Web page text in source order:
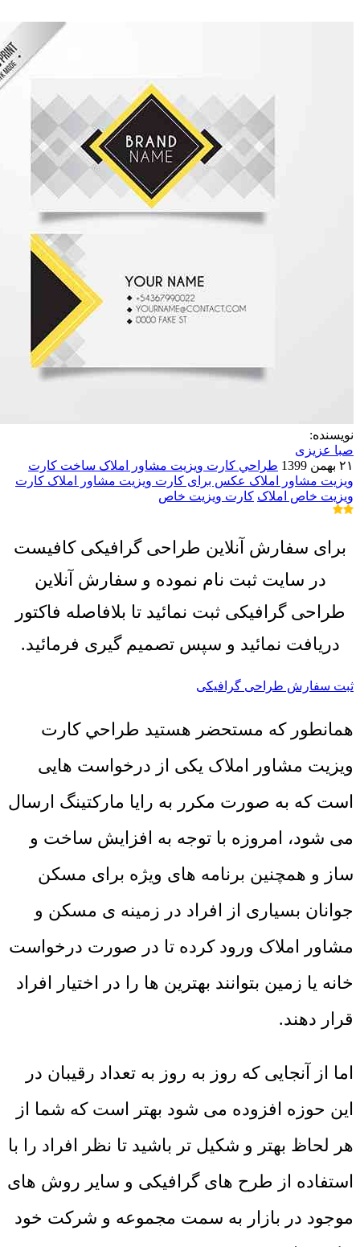
نویسنده:
صبا عزیزی
۲۱ بهمن 1399
طراحي کارت ويزيت مشاور املاک ساخت کارت
ويزيت مشاور املاک عکس برای کارت ویزیت مشاور املاک کارت
ویزیت خاص املاک کارت ویزیت خاص
برای سفارش آنلاین طراحی گرافیکی کافیست
در سایت ثبت نام نموده و سفارش آنلاین
طراحی گرافیکی ثبت نمائید تا بلافاصله فاکتور
دریافت نمائید و سپس تصمیم گیری فرمائید.
ثبت سفارش طراحی گرافیکی
همانطور که مستحضر هستید طراحي کارت
ويزيت مشاور املاک یکی از درخواست هایی
است که به صورت مکرر به رایا مارکتینگ ارسال
می شود، امروزه با توجه به افزایش ساخت و
ساز و همچنین برنامه های ویژه برای مسکن
جوانان بسیاری از افراد در زمینه ی مسکن و
مشاور املاک ورود کرده تا در صورت درخواست
خانه یا زمین بتوانند بهترین ها را در اختیار افراد
قرار دهند.
اما از آنجایی که روز به روز به تعداد رقیبان در
این حوزه افزوده می شود بهتر است که شما از
هر لحاظ بهتر و شکیل تر باشید تا نظر افراد را با
استفاده از طرح های گرافیکی و سایر روش های
موجود در بازار به سمت مجموعه و شرکت خود